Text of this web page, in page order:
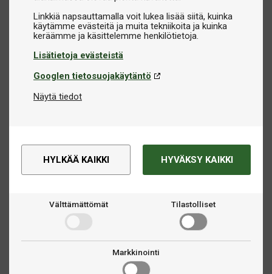
Linkkiä napsauttamalla voit lukea lisää siitä, kuinka
käytämme evästeitä ja muita tekniikoita ja kuinka
Lisätietoja evästeistä
Googlen tietosuojakäytäntö
Näytä tiedot
HYLKÄÄ KAIKKI HYVÄKSY KAIKKI
Välttämättömät Tilastolliset
Markkinointi